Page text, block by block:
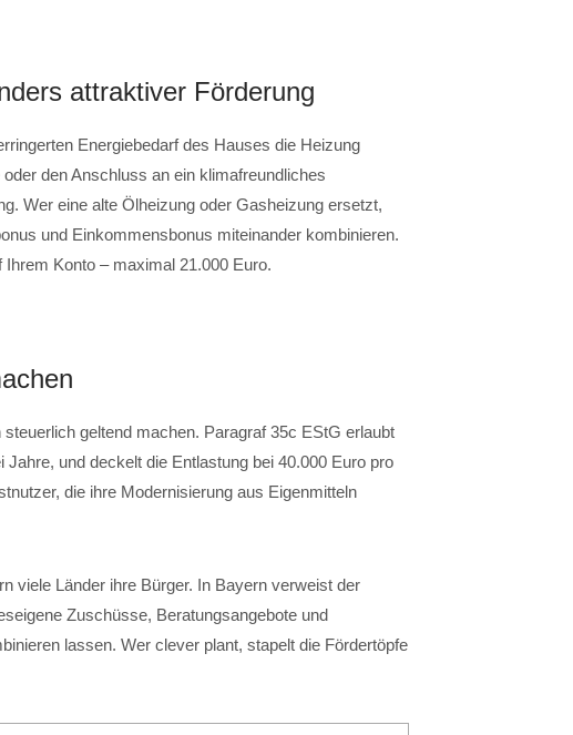
attraktiver Förderung
Energiebedarf des Hauses die Heizung
den Anschluss an ein klimafreundliches
Wer eine alte Ölheizung oder Gasheizung ersetzt,
und Einkommensbonus miteinander kombinieren.
Konto – maximal 21.000 Euro.
geltend machen. Paragraf 35c EStG erlaubt
und deckelt die Entlastung bei 40.000 Euro pro
die ihre Modernisierung aus Eigenmitteln
viele Länder ihre Bürger. In Bayern verweist der
Zuschüsse, Beratungsangebote und
lassen. Wer clever plant, stapelt die Fördertöpfe